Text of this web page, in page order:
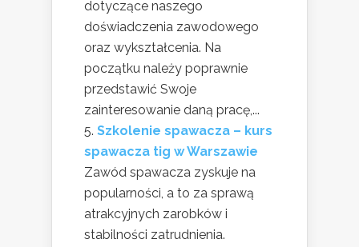
dotyczące naszego
doświadczenia zawodowego
oraz wykształcenia. Na
początku należy poprawnie
przedstawić Swoje
zainteresowanie daną pracę,...
Szkolenie spawacza – kurs
spawacza tig w Warszawie
Zawód spawacza zyskuje na
popularności, a to za sprawą
atrakcyjnych zarobków i
stabilności zatrudnienia.